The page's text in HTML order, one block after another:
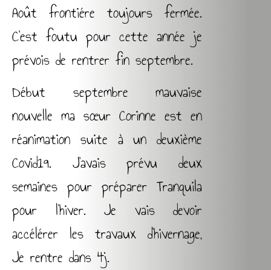
Août frontiére toujours fermée.
C’est foutu pour cette année je
prévois de rentrer fin septembre.
Début septembre mauvaise
nouvelle ma sœur Corinne est en
réanimation suite à un deuxième
Covid19. J’avais prévu deux
semaines pour préparer Tranquila
pour l’hiver. Je vais devoir
accélérer les travaux d’hivernage,
Je rentre dans 4j.